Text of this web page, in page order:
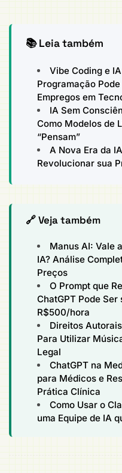
📚 Leia também
Vibe Coding e
Programação
Empregos em
IA Sem
Como Modelos de
“Pensam”
A Nova Era da
Revolucionar sua
🔗 Veja também
Manus AI: Vale
IA? Análise
Preços
O Prompt que
ChatGPT Pode
R$500/hora
Direitos
Para Utilizar
Legal
ChatGPT na
para Médicos e
Prática Clínica
Como Usar o
uma Equipe de IA